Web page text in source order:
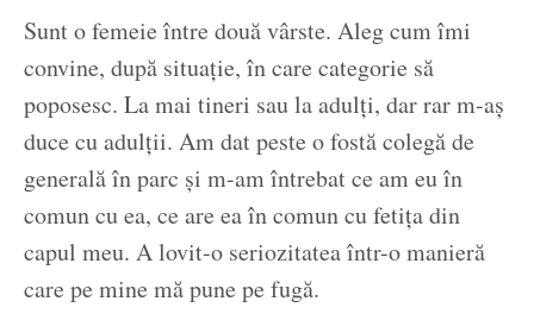
Sunt o femeie între două vârste. Aleg cum îmi
convine, după situație, în care categorie să
poposesc. La mai tineri sau la adulți, dar rar m-aș
duce cu adulții. Am dat peste o fostă colegă de
generală în parc și m-am întrebat ce am eu în
comun cu ea, ce are ea în comun cu fetița din
capul meu. A lovit-o seriozitatea într-o manieră
care pe mine mă pune pe fugă.